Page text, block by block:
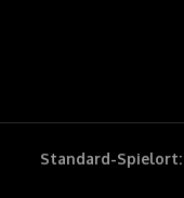
Standard-Spielort: